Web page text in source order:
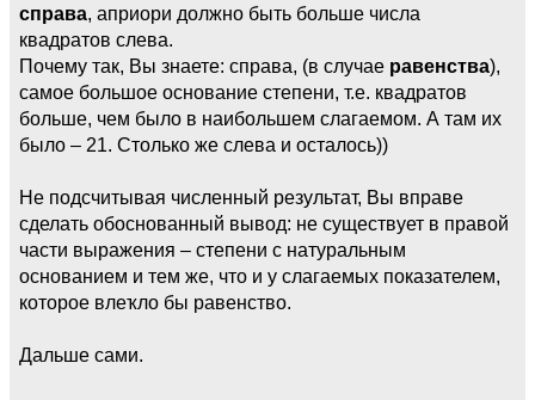
справа, априори должно быть больше числа
квадратов слева.
Почему так, Вы знаете: справа, (в случае равенства),
самое большое основание степени, т.е. квадратов
больше, чем было в наибольшем слагаемом. А там их
было – 21. Столько же слева и осталось))
Не подсчитывая численный результат, Вы вправе
сделать обоснованный вывод: не существует в правой
части выражения – степени с натуральным
основанием и тем же, что и у слагаемых показателем,
которое влеҡло бы равенство.
Дальше сами.